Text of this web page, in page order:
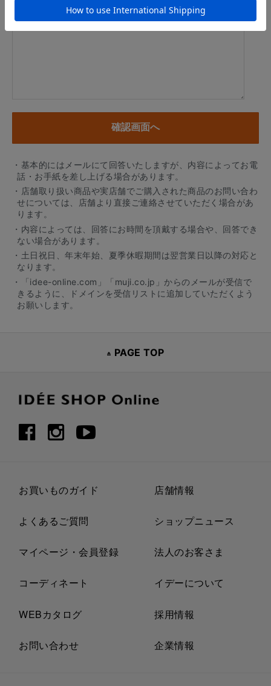
※商品に関するお問い合わせ、納期・お届けに関するお問い合
わせの場合には、お住まいの都道府県を必ずご記入ください。
・基本的にはメールにて回答いたしますが、内容によってお電
話・お手紙を差し上げる場合があります。
・店舗取り扱い商品や実店舗でご購入された商品のお問い合わ
せについては、店舗より直接ご連絡させていただく場合があ
ります。
・内容によっては、回答にお時間を頂戴する場合や、回答でき
ない場合があります。
・土日祝日、年末年始、夏季休暇期間は翌営業日以降の対応と
なります。
・「idee-online.com」「muji.co.jp」からのメールが受信で
きるように、ドメインを受信リストに追加していただくよう
お願いします。
PAGE TOP
お買いものガイド
よくあるご質問
マイページ・会員登録
コーディネート
WEBカタログ
お問い合わせ
店舗情報
ショップニュース
法人のお客さま
イデーについて
採用情報
企業情報